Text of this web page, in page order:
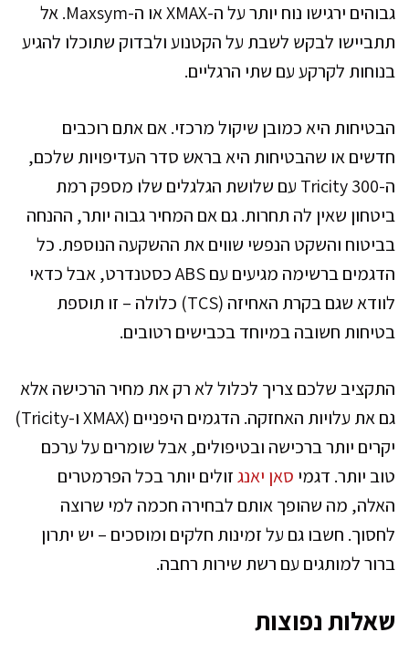
גבוהים ירגישו נוח יותר על ה-XMAX או ה-Maxsym. אל
תתביישו לבקש לשבת על הקטנוע ולבדוק שתוכלו להגיע
בנוחות לקרקע עם שתי הרגליים.
הבטיחות היא כמובן שיקול מרכזי. אם אתם רוכבים
חדשים או שהבטיחות היא בראש סדר העדיפויות שלכם,
ה-Tricity 300 עם שלושת הגלגלים שלו מספק רמת
ביטחון שאין לה תחרות. גם אם המחיר גבוה יותר, ההנחה
בביטוח והשקט הנפשי שווים את ההשקעה הנוספת. כל
הדגמים ברשימה מגיעים עם ABS כסטנדרט, אבל כדאי
לוודא שגם בקרת האחיזה (TCS) כלולה – זו תוספת
בטיחות חשובה במיוחד בכבישים רטובים.
התקציב שלכם צריך לכלול לא רק את מחיר הרכישה אלא
גם את עלויות האחזקה. הדגמים היפניים (XMAX ו-Tricity)
יקרים יותר ברכישה ובטיפולים, אבל שומרים על ערכם
טוב יותר. דגמי סאן יאנגזולים יותר בכל הפרמטרים
האלה, מה שהופך אותם לבחירה חכמה למי שרוצה
לחסוך. חשבו גם על זמינות חלקים ומוסכים – יש יתרון
ברור למותגים עם רשת שירות רחבה.
שאלות נפוצות